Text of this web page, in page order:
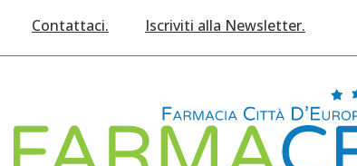
principale
Contattaci. Iscriviti alla Newsletter.